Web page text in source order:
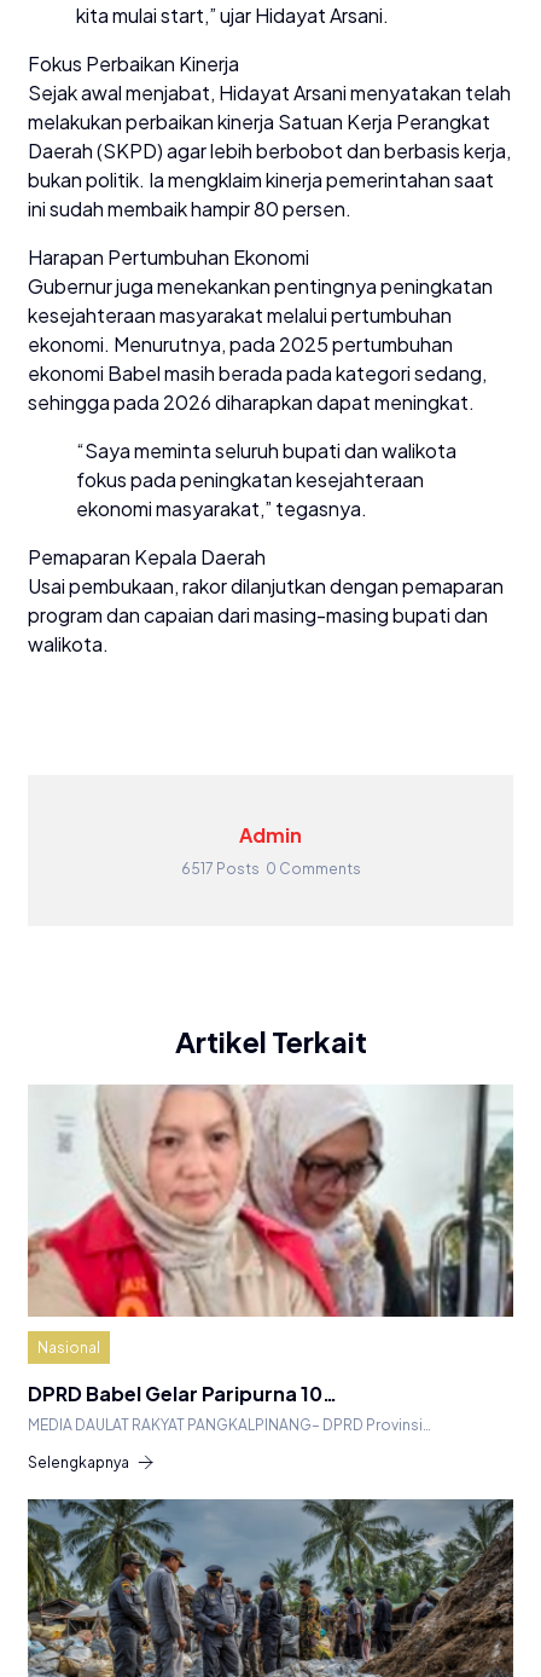
kita mulai start,” ujar Hidayat Arsani.
Fokus Perbaikan Kinerja
Sejak awal menjabat, Hidayat Arsani menyatakan telah
melakukan perbaikan kinerja Satuan Kerja Perangkat
Daerah (SKPD) agar lebih berbobot dan berbasis kerja,
bukan politik. Ia mengklaim kinerja pemerintahan saat
ini sudah membaik hampir 80 persen.
Harapan Pertumbuhan Ekonomi
Gubernur juga menekankan pentingnya peningkatan
kesejahteraan masyarakat melalui pertumbuhan
ekonomi. Menurutnya, pada 2025 pertumbuhan
ekonomi Babel masih berada pada kategori sedang,
sehingga pada 2026 diharapkan dapat meningkat.
“Saya meminta seluruh bupati dan walikota
fokus pada peningkatan kesejahteraan
ekonomi masyarakat,” tegasnya.
Pemaparan Kepala Daerah
Usai pembukaan, rakor dilanjutkan dengan pemaparan
program dan capaian dari masing-masing bupati dan
walikota.
Admin
6517 Posts 0 Comments
Artikel Terkait
Nasional
DPRD Babel Gelar Paripurna 10…
MEDIA DAULAT RAKYAT PANGKALPINANG– DPRD Provinsi…
Selengkapnya